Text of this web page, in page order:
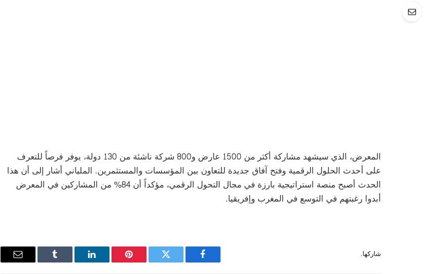
المعرض، الذي سيشهد مشاركة أكثر من 1500 عارض و800 شركة ناشئة من 130 دولة، يوفر فرصاً للتعرف
على أحدث الحلول الرقمية وفتح آفاق جديدة للتعاون بين المؤسسات والمستثمرين. الملياني أشار إلى أن هذا
الحدث أصبح منصة استراتيجية بارزة في مجال التحول الرقمي، مؤكداً أن 84% من المشاركين في المعرض
أبدوا رغبتهم في التوسع في المغرب وإفريقيا.
شاركها.
فيسبوك تويتر بينتيريستلينكدإن Tumblr
البريد